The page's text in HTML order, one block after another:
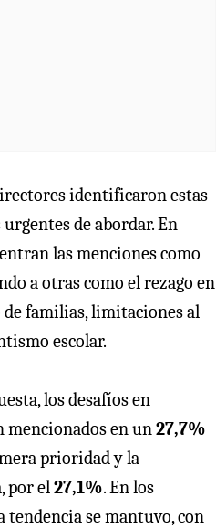
identificaron estas
de abordar. En
las menciones como
a otras como el rezago en
familias, limitaciones al
escolar.
los desafíos en
mencionados en un27,7%
prioridad y la
por el27,1%. En los
tendencia se mantuvo, con